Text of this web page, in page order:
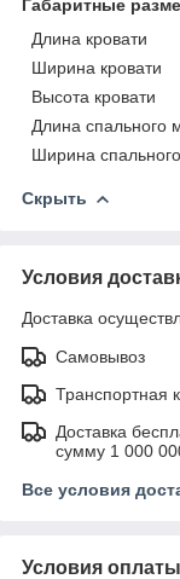
Габаритные
Длина кровати
Ширина кровати
Высота кровати
Длина спального
Ширина
Скрыть
Условия
Доставка
Самовывоз
Транспортная
Доставка
сумму 1 000
Все условия
Условия оплаты